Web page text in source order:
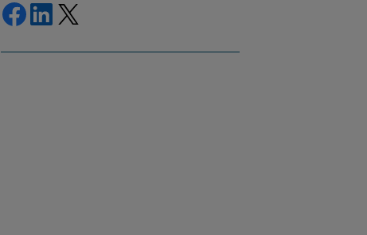
Jaga Facebook
Jaga LinkedIn